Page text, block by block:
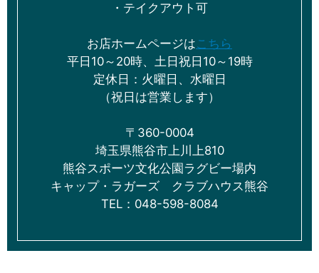
・テイクアウト可
お店ホームページはこちら
平日10～20時、土日祝日10～19時
定休日：火曜日、水曜日
（祝日は営業します）
〒360-0004
埼玉県熊谷市上川上810
熊谷スポーツ文化公園ラグビー場内
キャップ・ラガーズ クラブハウス熊谷
TEL：048-598-8084